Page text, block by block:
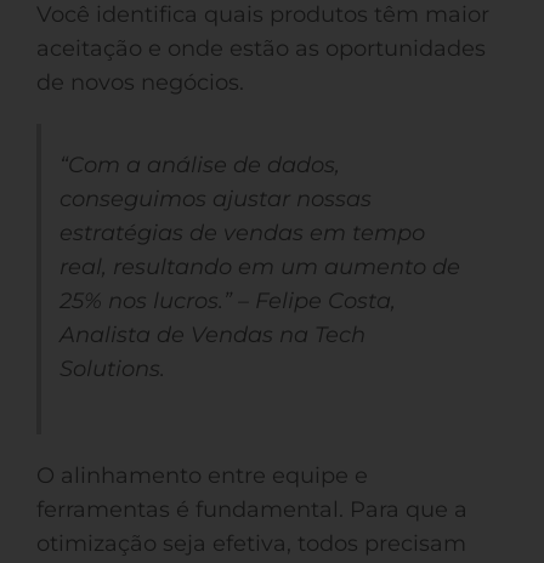
Você identifica quais produtos têm maior
aceitação e onde estão as oportunidades
de novos negócios.
“Com a análise de dados,
conseguimos ajustar nossas
estratégias de vendas em tempo
real, resultando em um aumento de
25% nos lucros.” – Felipe Costa,
Analista de Vendas na Tech
Solutions.
O alinhamento entre equipe e
ferramentas é fundamental. Para que a
otimização seja efetiva, todos precisam